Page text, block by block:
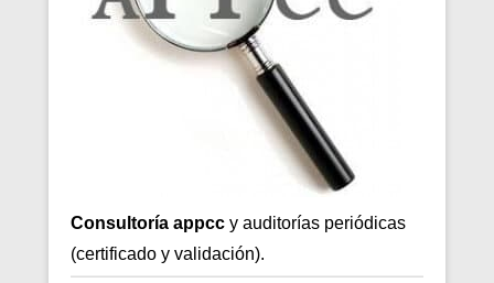
Consultoría appcc y auditorías periódicas
(certificado y validación).